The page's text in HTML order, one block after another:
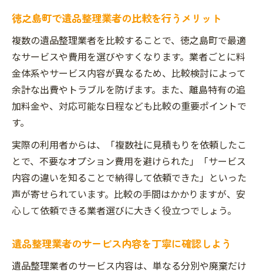
徳之島町で遺品整理業者の比較を行うメリット
複数の遺品整理業者を比較することで、徳之島町で最適
なサービスや費用を選びやすくなります。業者ごとに料
金体系やサービス内容が異なるため、比較検討によって
余計な出費やトラブルを防げます。また、離島特有の追
加料金や、対応可能な日程なども比較の重要ポイントで
す。
実際の利用者からは、「複数社に見積もりを依頼したこ
とで、不要なオプション費用を避けられた」「サービス
内容の違いを知ることで納得して依頼できた」といった
声が寄せられています。比較の手間はかかりますが、安
心して依頼できる業者選びに大きく役立つでしょう。
遺品整理業者のサービス内容を丁寧に確認しよう
遺品整理業者のサービス内容は、単なる分別や廃棄だけ